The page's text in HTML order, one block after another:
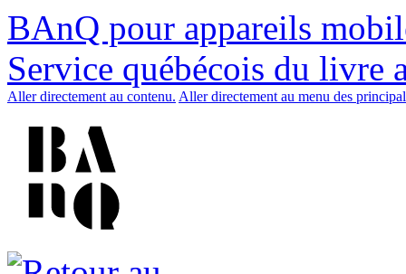
BAnQ pour appareils
Service québécois du livre
Aller directement au contenu. Aller directement au menu des